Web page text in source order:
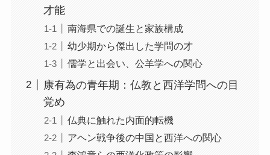
才能
南海県での誕生と家族構成
幼少期から傑出した学問の才
儒学と出会い、公羊学への関心
康有為の青年期：仏教と西洋学問への目
覚め
仏典に触れた内面的転機
アヘン戦争後の中国と西洋への関心